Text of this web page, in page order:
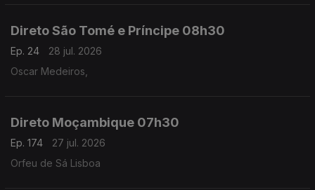
Direto São Tomé e Príncipe 08h30
Ep. 24
28 jul. 2026
Oscar Medeiros,
Direto Moçambique 07h30
Ep. 174
27 jul. 2026
Orfeu de Sá Lisboa